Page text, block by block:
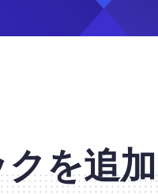
を追加